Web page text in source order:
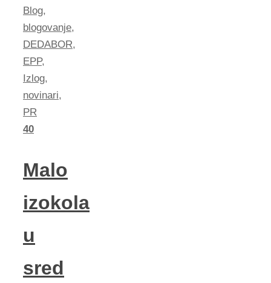
Blog,
blogovanje,
DEDABOR,
EPP,
Izlog,
novinari,
PR
40
Malo
izokola
u
sred